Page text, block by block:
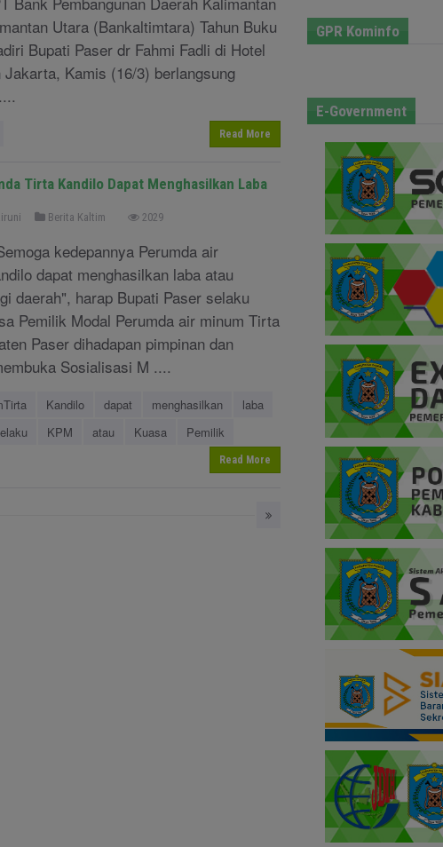
Utara (Bankaltimtara) Tahun Buku
Bupati Paser dr Fahmi Fadli di Hotel
Jakarta, Kamis (16/3) berlangsung
Read More
Tirta Kandilo Dapat Menghasilkan Laba
Berita Kaltim 2029
kedepannya Perumda air
dapat menghasilkan laba atau
daerah", harap Bupati Paser selaku
Pemilik Modal Perumda air minum Tirta
Paser dihadapan pimpinan dan
Sosialisasi M ....
Kandilo dapat menghasilkan
laba
KPM atau Kuasa
Pemilik
Read More
GPR Kominfo
E-Government